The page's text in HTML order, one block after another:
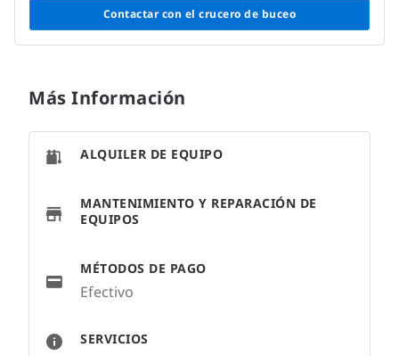
Contactar con el crucero de buceo
Más Información
SERVICIOS
ALQUILER DE EQUIPO
MANTENIMIENTO Y REPARACIÓN DE
EQUIPOS
MÉTODOS DE PAGO
Efectivo